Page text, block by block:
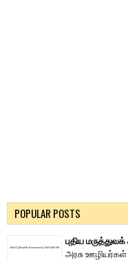
POPULAR POSTS
புதிய
அரசு